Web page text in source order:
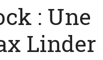
: Une
Linder